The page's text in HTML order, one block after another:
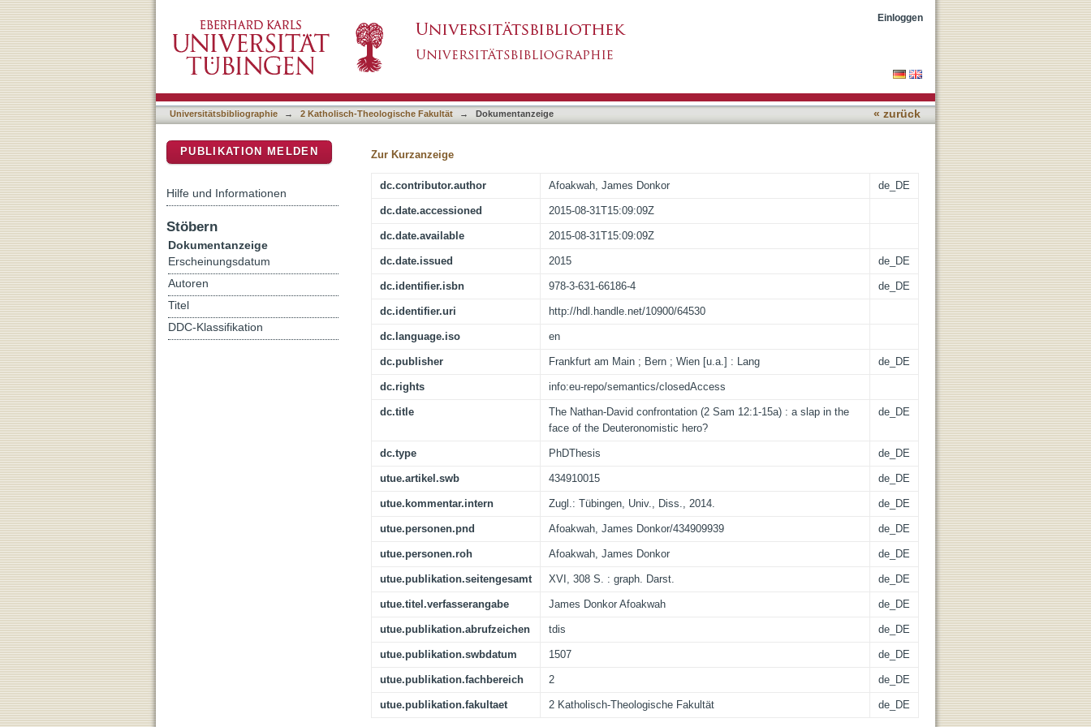
The Nathan-David confrontation (2 Sam 12:1-15a) : a slap in the face of the Deuteronomistic hero?
Einloggen
Universitätsbibliographie → 2 Katholisch-Theologische Fakultät → Dokumentanzeige « zurück
Zur Kurzanzeige
dc.contributor.author Afoakwah, James Donkor de_DE
dc.date.accessioned 2015-08-31T15:09:09Z
dc.date.available 2015-08-31T15:09:09Z
dc.date.issued 2015 de_DE
dc.identifier.isbn 978-3-631-66186-4 de_DE
dc.identifier.uri http://hdl.handle.net/10900/64530
dc.language.iso en
dc.publisher Frankfurt am Main ; Bern ; Wien [u.a.] : Lang de_DE
dc.rights info:eu-repo/semantics/closedAccess
dc.title
The Nathan-David confrontation (2 Sam 12:1-15a) : a slap in the
face of the Deuteronomistic hero?
de_DE
dc.type PhDThesis de_DE
utue.artikel.swb 434910015 de_DE
utue.kommentar.intern Zugl.: Tübingen, Univ., Diss., 2014. de_DE
utue.personen.pnd Afoakwah, James Donkor/434909939 de_DE
utue.personen.roh Afoakwah, James Donkor de_DE
utue.publikation.seitengesamt XVI, 308 S. : graph. Darst. de_DE
utue.titel.verfasserangabe James Donkor Afoakwah de_DE
utue.publikation.abrufzeichen tdis de_DE
utue.publikation.swbdatum 1507 de_DE
utue.publikation.fachbereich 2 de_DE
utue.publikation.fakultaet 2 Katholisch-Theologische Fakultät de_DE
PUBLIKATION MELDEN
Hilfe und Informationen
Stöbern
Dokumentanzeige
Erscheinungsdatum
Autoren
Titel
DDC-Klassifikation